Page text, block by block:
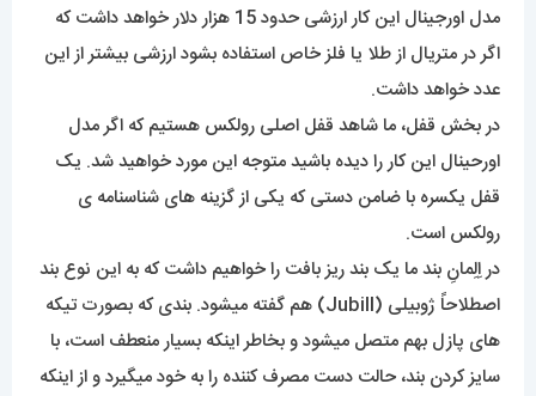
مدل اورجینال این کار ارزشی حدود 15 هزار دلار خواهد داشت که
اگر در متریال از طلا یا فلز خاص استفاده بشود ارزشی بیشتر از این
عدد خواهد داشت.
در بخش قفل، ما شاهد قفل اصلی رولکس هستیم که اگر مدل
اورحینال این کار را دیده باشید متوجه این مورد خواهید شد. یک
قفل یکسره با ضامن دستی که یکی از گزینه های شناسنامه ی
رولکس است.
در اِلِمانِ بند ما یک بند ریز بافت را خواهیم داشت که به این نوع بند
اصطلاحاً ژوبیلی (Jubill) هم گفته میشود. بندی که بصورت تیکه
های پازل بهم متصل میشود و بخاطر اینکه بسیار منعطف است، با
سایز کردن بند، حالت دست مصرف کننده را به خود میگیرد و از اینکه